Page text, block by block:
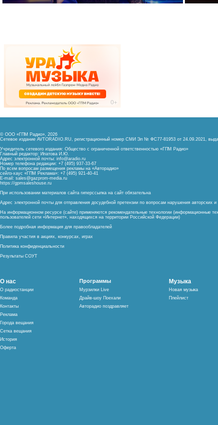
© ООО «ГПМ Радио», 2026
Сетевое издание AVTORADIO.RU, регистрационный номер СМИ Эл № ФС77-81953 от 24.09.2021,
Учредитель сетевого издания: Общество с ограниченной ответственностью «ГПМ Радио»
Главный редактор: Ипатова И.Ю.
Адрес электронной почты: info@aradio.ru
Номер телефона редакции: +7 (495) 937-33-67
По всем вопросам размещения рекламы на «Авторадио»
сейлз-хаус «ГПМ Реклама»: +7 (495) 921-40-41
E-mail: sales@gazprom-media.ru
https://gpmsaleshouse.ru
При использовании материалов сайта гиперссылка на сайт обязательна
Адрес электронной почты для отправления досудебной претензии по вопросам нарушения авторских
На информационном ресурсе (сайте) применяются рекомендательные технологии (информационные
пользователей сети «Интернет», находящихся на территории Российской Федерации)
Более подробная информация для правообладателей
Правила участия в акциях, конкурсах, играх
Политика конфиденциальности
Результаты СОУТ
О нас
О радиостанции
Команда
Контакты
Реклама
Города вещания
Сетка вещания
История
Оферта
Программы
Мурзилки Live
Драйв-шоу Поехали
Авторадио поздравляет
Музыка
Новая музыка
Плейлист